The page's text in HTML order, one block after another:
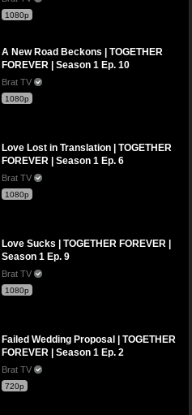
1080p
A New Road Beckons | TOGETHER
FOREVER | Season 1 Ep. 10
Brat TV
1080p
Love Lost in Translation | TOGETHER
FOREVER | Season 1 Ep. 6
Brat TV
1080p
Love Sucks | TOGETHER FOREVER |
Season 1 Ep. 9
Brat TV
1080p
Failed Wedding Proposal | TOGETHER
FOREVER | Season 1 Ep. 2
Brat TV
720p